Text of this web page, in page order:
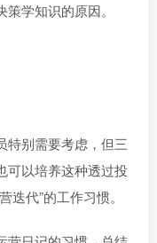
学知识的原因。
特别需要考虑，但三
可以培养这种透过投
迭代”的工作习惯。